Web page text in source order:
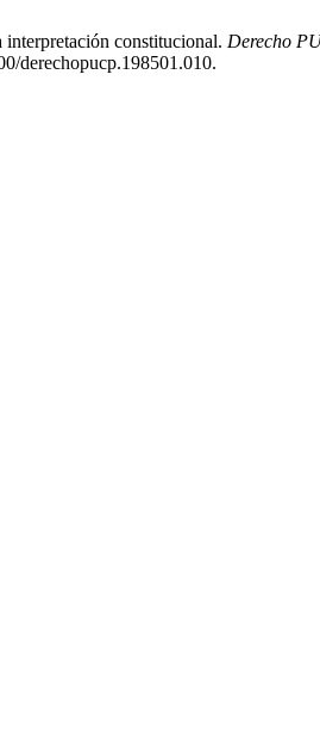
constitucional. Derecho
derechopucp.198501.010.